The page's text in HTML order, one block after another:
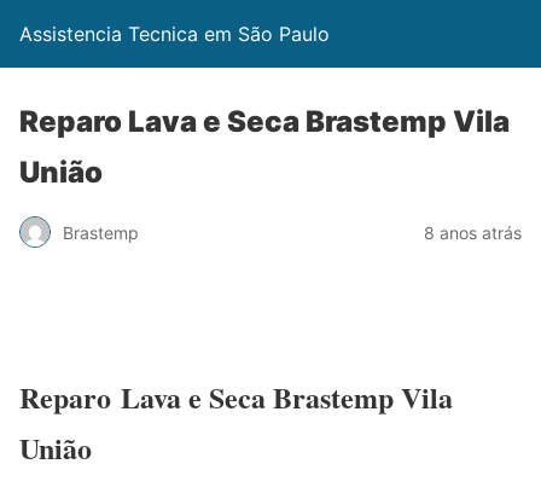
Assistencia Tecnica em São Paulo
Reparo Lava e Seca Brastemp Vila
União
Brastemp 8 anos atrás
Reparo Lava e Seca Brastemp Vila
União